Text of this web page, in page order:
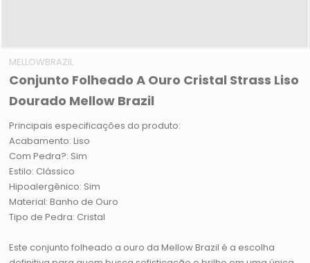
MELLOWBRAZIL
Conjunto Folheado A Ouro Cristal Strass Liso
Dourado Mellow Brazil
Principais especificações do produto:
Acabamento: Liso
Com Pedra?: Sim
Estilo: Clássico
Hipoalergênico: Sim
Material: Banho de Ouro
Tipo de Pedra: Cristal
Este conjunto folheado a ouro da Mellow Brazil é a escolha